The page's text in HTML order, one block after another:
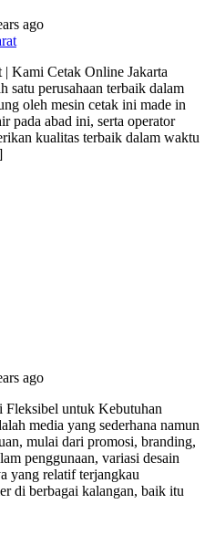
ago
Kami Cetak Online Jakarta
satu perusahaan terbaik dalam
oleh mesin cetak ini made in
pada abad ini, serta operator
kualitas terbaik dalam waktu
ago
Fleksibel untuk Kebutuhan
media yang sederhana namun
mulai dari promosi, branding,
penggunaan, variasi desain
yang relatif terjangkau
di berbagai kalangan, baik itu